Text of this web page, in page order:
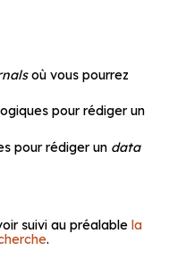
où vous pourrez
pour rédiger un
pour rédiger un data
suivi au préalable la
.